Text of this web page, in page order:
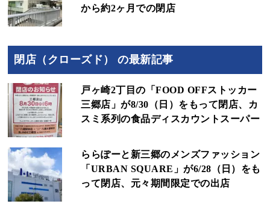
から約2ヶ月での閉店
閉店（クローズド） の最新記事
戸ヶ崎2丁目の「FOOD OFFストッカー
三郷店」が8/30（日）をもって閉店、カ
スミ系列の食品ディスカウントスーパー
ららぽーと新三郷のメンズファッション
「URBAN SQUARE」が6/28（日）をも
って閉店、元々期間限定での出店